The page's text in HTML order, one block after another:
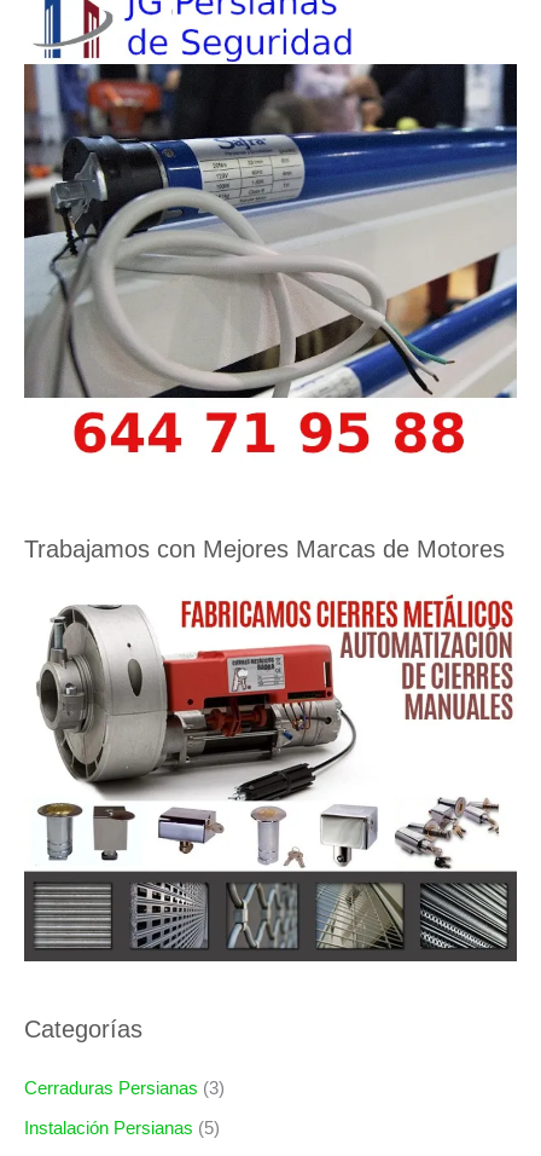
Trabajamos con Mejores Marcas de Motores
Categorías
Cerraduras Persianas (3)
Instalación Persianas (5)